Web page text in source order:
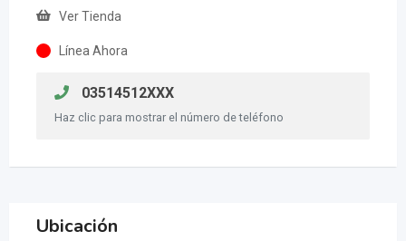
Ver Tienda
Línea Ahora
03514512XXX
Haz clic para mostrar el número de teléfono
Ubicación